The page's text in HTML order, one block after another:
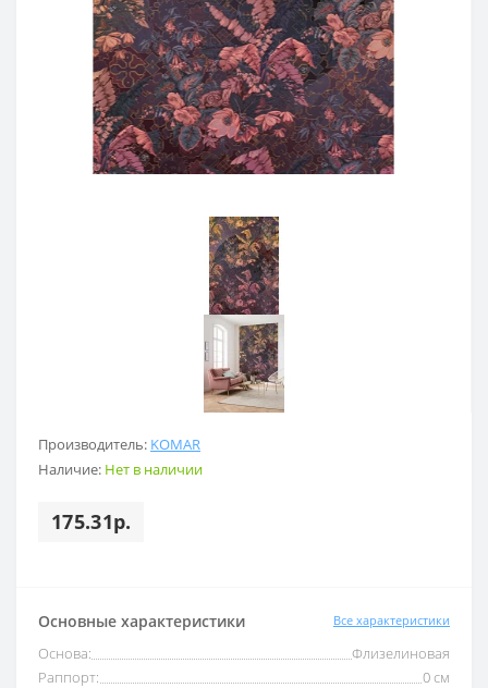
Производитель: KOMAR
Наличие: Нет в наличии
175.31р.
Основные характеристики Все характеристики
Основа:
Флизелиновая
Раппорт:
0 см